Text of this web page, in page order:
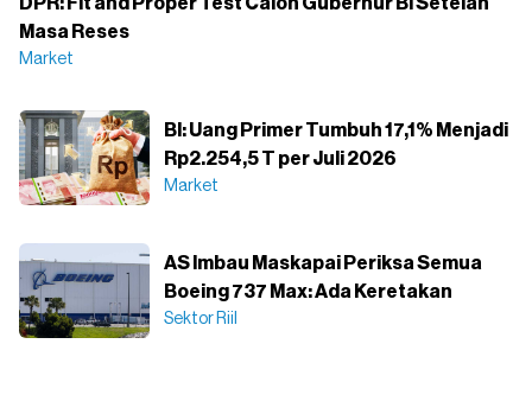
Masa Reses
Market
BI: Uang Primer Tumbuh 17,1% Menjadi
Rp2.254,5 T per Juli 2026
Market
AS Imbau Maskapai Periksa Semua
Boeing 737 Max: Ada Keretakan
Sektor Riil